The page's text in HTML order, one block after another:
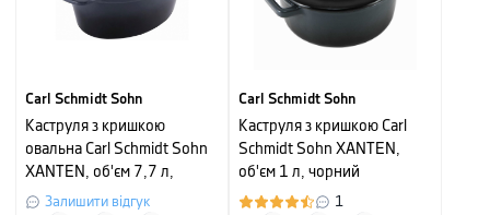
Carl Schmidt Sohn
Каструля з кришкою
овальна Carl Schmidt Sohn
XANTEN, об'єм 7,7 л,
чорний
Залишити відгук
Carl Schmidt Sohn
Каструля з кришкою Carl
Schmidt Sohn XANTEN,
об'єм 1 л, чорний
1